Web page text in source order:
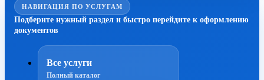
НАВИГАЦИЯ ПО УСЛУГАМ
Подберите нужный раздел и быстро перейдите к оформлению
документов
Все услуги
Полный каталог